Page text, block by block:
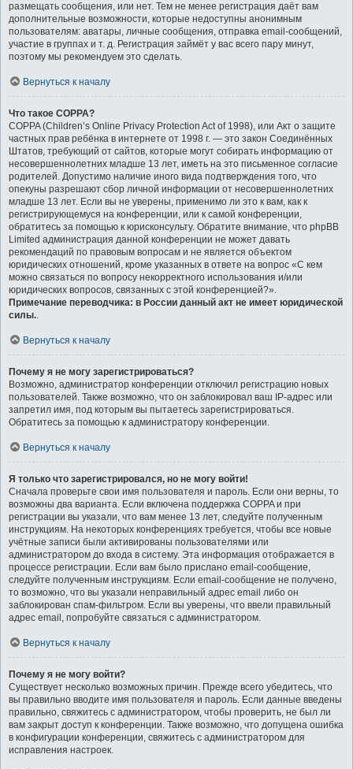
размещать сообщения, или нет. Тем не менее регистрация даёт вам
дополнительные возможности, которые недоступны анонимным
пользователям: аватары, личные сообщения, отправка email-сообщений,
участие в группах и т. д. Регистрация займёт у вас всего пару минут,
поэтому мы рекомендуем это сделать.
Вернуться к началу
Что такое COPPA?
COPPA (Children’s Online Privacy Protection Act of 1998), или Акт о защите
частных прав ребёнка в интернете от 1998 г. — это закон Соединённых
Штатов, требующий от сайтов, которые могут собирать информацию от
несовершеннолетних младше 13 лет, иметь на это письменное согласие
родителей. Допустимо наличие иного вида подтверждения того, что
опекуны разрешают сбор личной информации от несовершеннолетних
младше 13 лет. Если вы не уверены, применимо ли это к вам, как к
регистрирующемуся на конференции, или к самой конференции,
обратитесь за помощью к юрисконсульту. Обратите внимание, что phpBB
Limited администрация данной конференции не может давать
рекомендаций по правовым вопросам и не является объектом
юридических отношений, кроме указанных в ответе на вопрос «С кем
можно связаться по вопросу некорректного использования и/или
юридических вопросов, связанных с этой конференцией?».
Примечание переводчика: в России данный акт не имеет юридической
силы..
Вернуться к началу
Почему я не могу зарегистрироваться?
Возможно, администратор конференции отключил регистрацию новых
пользователей. Также возможно, что он заблокировал ваш IP-адрес или
запретил имя, под которым вы пытаетесь зарегистрироваться.
Обратитесь за помощью к администратору конференции.
Вернуться к началу
Я только что зарегистрировался, но не могу войти!
Сначала проверьте свои имя пользователя и пароль. Если они верны, то
возможны два варианта. Если включена поддержка COPPA и при
регистрации вы указали, что вам менее 13 лет, следуйте полученным
инструкциям. На некоторых конференциях требуется, чтобы все новые
учётные записи были активированы пользователями или
администратором до входа в систему. Эта информация отображается в
процессе регистрации. Если вам было прислано email-сообщение,
следуйте полученным инструкциям. Если email-сообщение не получено,
то возможно, что вы указали неправильный адрес email либо он
заблокирован спам-фильтром. Если вы уверены, что ввели правильный
адрес email, попробуйте связаться с администратором.
Вернуться к началу
Почему я не могу войти?
Существует несколько возможных причин. Прежде всего убедитесь, что
вы правильно вводите имя пользователя и пароль. Если данные введены
правильно, свяжитесь с администратором, чтобы проверить, не был ли
вам закрыт доступ к конференции. Также возможно, что допущена ошибка
в конфигурации конференции, свяжитесь с администратором для
исправления настроек.